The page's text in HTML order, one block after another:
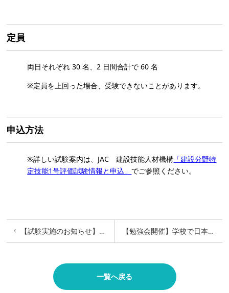
定員
両日それぞれ 30 名、2 日間合計で 60 名
※定員を上回った場合、受験できないことがあります。
申込方法
※詳しい試験案内は、JAC 建設技能人材機構 「建設分野特
定技能1号評価試験情報と申込」 でご参照ください。
【試験実施のお知らせ】特定技能評価（建設分野：鉄筋継手） 【勉強会開催】学校で日本にいる留学生向けセミナー受付中
一覧へ戻る